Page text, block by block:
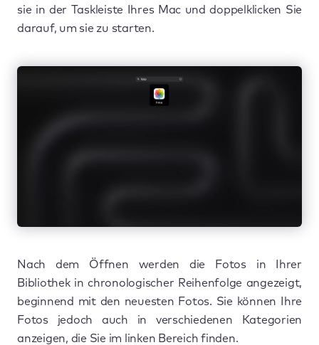
sie in der Taskleiste Ihres Mac und doppelklicken Sie
darauf, um sie zu starten.
Nach dem Öffnen werden die Fotos in Ihrer
Bibliothek in chronologischer Reihenfolge angezeigt,
beginnend mit den neuesten Fotos. Sie können Ihre
Fotos jedoch auch in verschiedenen Kategorien
anzeigen, die Sie im linken Bereich finden.